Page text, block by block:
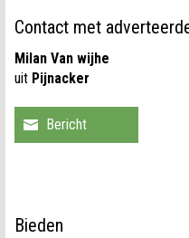
Contact met
Milan Van wijhe
uit Pijnacker
Bieden